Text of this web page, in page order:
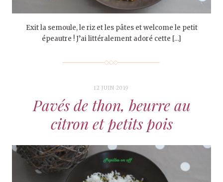
Exit la semoule, le riz et les pâtes et welcome le petit
épeautre ! J’ai littéralement adoré cette […]
12 JUIN 2019
Pavés de thon, beurre au
citron et petits pois